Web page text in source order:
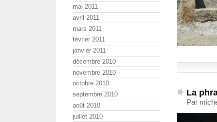
La
Par
mai 2011
avril 2011
mars 2011
février 2011
janvier 2011
décembre 2010
novembre 2010
octobre 2010
septembre 2010
août 2010
juillet 2010